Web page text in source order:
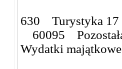
630 Turystyka 17
60095
Wydatki